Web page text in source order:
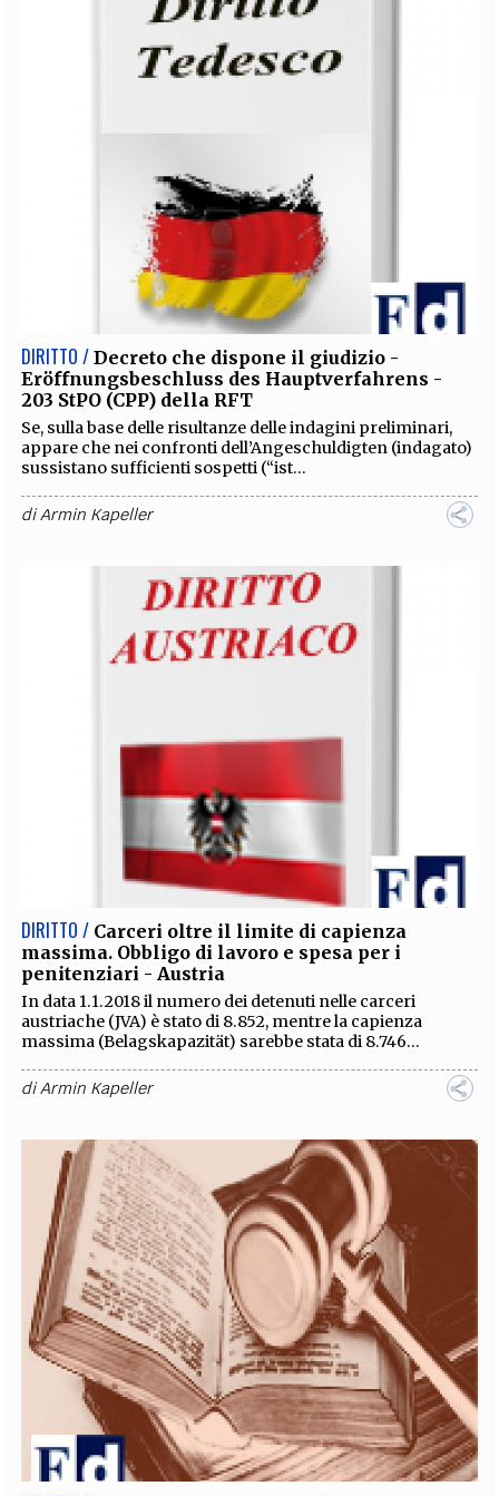
DIRITTO / Decreto che dispone il giudizio -
Eröffnungsbeschluss des Hauptverfahrens -
203 StPO (CPP) della RFT
Se, sulla base delle risultanze delle indagini preliminari,
appare che nei confronti dell’Angeschuldigten (indagato)
sussistano sufficienti sospetti (“ist...
diArmin Kapeller
DIRITTO / Carceri oltre il limite di capienza
massima. Obbligo di lavoro e spesa per i
penitenziari - Austria
In data 1.1.2018 il numero dei detenuti nelle carceri
austriache (JVA) è stato di 8.852, mentre la capienza
massima (Belagskapazität) sarebbe stata di 8.746...
diArmin Kapeller